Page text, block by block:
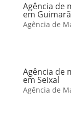
Agência de
em
Agência de
Agência de
em Seixal
Agência de